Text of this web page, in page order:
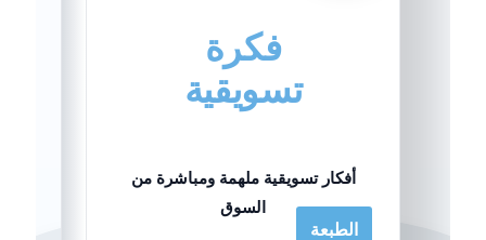
فكرة
تسويقية
أفكار تسويقية ملهمة ومباشرة من
السوق
الطبعة